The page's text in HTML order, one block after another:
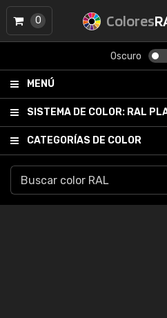
Colores
Oscuro
MENÚ
SISTEMA DE COLOR: RAL
CATEGORÍAS DE COLOR
0